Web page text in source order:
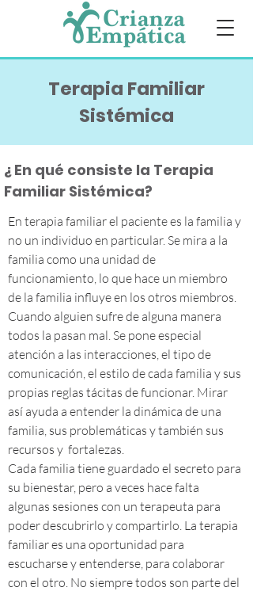
¿ En qué consiste la Terapia
Familiar Sistémica?
En terapia familiar el paciente es la familia y
no un individuo en particular. Se mira a la
familia como una unidad de
funcionamiento, lo que hace un miembro
de la familia influye en los otros miembros.
Cuando alguien sufre de alguna manera
todos la pasan mal. Se pone especial
atención a las interacciones, el tipo de
comunicación, el estilo de cada familia y sus
propias reglas tácitas de funcionar. Mirar
así ayuda a entender la dinámica de una
familia, sus problemáticas y también sus
recursos y fortalezas.
Cada familia tiene guardado el secreto para
su bienestar, pero a veces hace falta
algunas sesiones con un terapeuta para
poder descubrirlo y compartirlo. La terapia
familiar es una oportunidad para
escucharse y entenderse, para colaborar
con el otro. No siempre todos son parte del
Terapia Familiar
Sistémica